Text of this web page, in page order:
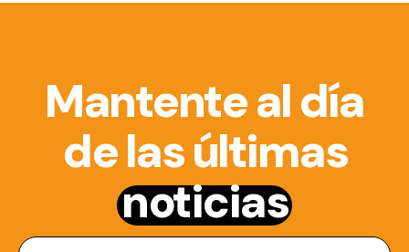
Mantente al día
de las últimas
noticias